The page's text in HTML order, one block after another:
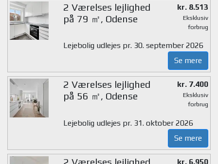
2 Værelses lejlighed
på 79 ㎡, Odense
kr. 8.513
Eksklusiv
forbrug
Lejebolig udlejes pr. 30. september 2026
Se mere
2 Værelses lejlighed
på 56 ㎡, Odense
kr. 7.400
Eksklusiv
forbrug
Lejebolig udlejes pr. 31. oktober 2026
Se mere
2 Værelses lejlighed
kr. 6.950